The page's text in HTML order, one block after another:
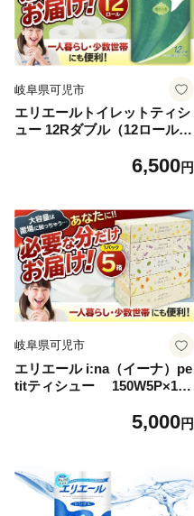
岐阜県可児市
エリエールトイレットティシ
ュー 12Rダブル（12ロール×1
パー 香り付き 30m巻 日用品
ク パルプ100％ 岐阜県 可児
市 】
6,500円
岐阜県可児市
エリエール i:na（イーナ）pe
titティシュー 150W5P×1パ
ペーパー ボックスティッシュ
活用品 ストック パルプ100％
】
5,000円